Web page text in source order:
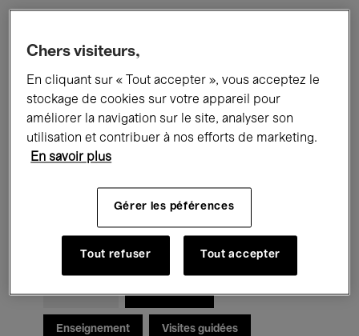
Tous les événements Concerts
Expositions Films Performances
Rencontres & Débats
Musique classique Global Music
Musique électronique
Pour tous Kids’ Palace
Enseignement Visites guidées
Chers visiteurs,
En cliquant sur « Tout accepter », vous acceptez le
stockage de cookies sur votre appareil pour
améliorer la navigation sur le site, analyser son
utilisation et contribuer à nos efforts de marketing.
En savoir plus
Gérer les péférences
Tout refuser Tout accepter